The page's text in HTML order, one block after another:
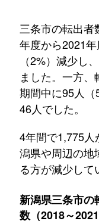
三条市の転出者
年度から2021
（2%）減少し
ました。一方
期間中に95人
46人でした。
4年間で1,775
潟県や周辺の地
る方が減少して
新潟県三条市の
数（2018～2021